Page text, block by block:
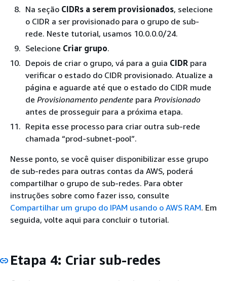
Na seção CIDRs a serem provisionados, selecione
o CIDR a ser provisionado para o grupo de sub-
rede. Neste tutorial, usamos 10.0.0.0/24.
Selecione Criar grupo.
Depois de criar o grupo, vá para a guia CIDR para
verificar o estado do CIDR provisionado. Atualize a
página e aguarde até que o estado do CIDR mude
de Provisionamento pendente para Provisionado
antes de prosseguir para a próxima etapa.
Repita esse processo para criar outra sub-rede
chamada “prod-subnet-pool”.
Nesse ponto, se você quiser disponibilizar esse grupo
de sub-redes para outras contas da AWS, poderá
compartilhar o grupo de sub-redes. Para obter
instruções sobre como fazer isso, consulte
Compartilhar um grupo do IPAM usando o AWS RAM. Em
seguida, volte aqui para concluir o tutorial.
Etapa 4: Criar sub-redes